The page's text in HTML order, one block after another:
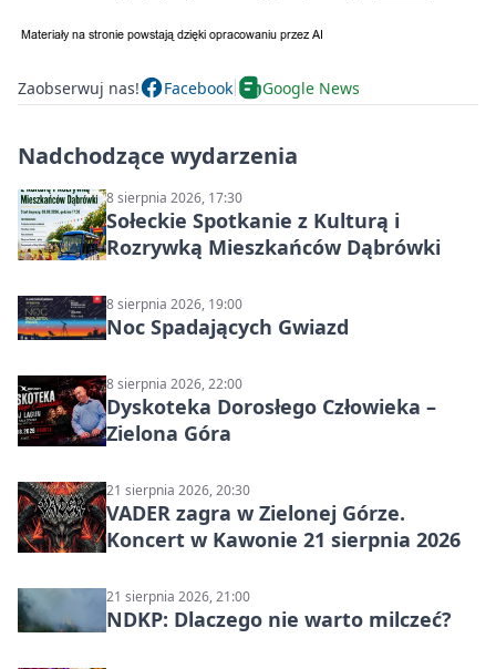
Zaobserwuj nas! Facebook Google News
Nadchodzące wydarzenia
8 sierpnia 2026, 17:30
Sołeckie Spotkanie z Kulturą i
Rozrywką Mieszkańców Dąbrówki
8 sierpnia 2026, 19:00
Noc Spadających Gwiazd
8 sierpnia 2026, 22:00
Dyskoteka Dorosłego Człowieka –
Zielona Góra
21 sierpnia 2026, 20:30
VADER zagra w Zielonej Górze.
Koncert w Kawonie 21 sierpnia 2026
21 sierpnia 2026, 21:00
NDKP: Dlaczego nie warto milczeć?